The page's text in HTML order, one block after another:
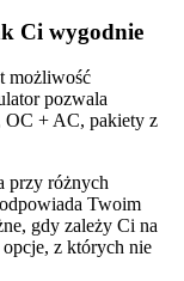
Ci wygodnie
możliwość
pozwala
OC + AC, pakiety z
przy różnych
Twoim
gdy zależy Ci na
opcje, z których nie